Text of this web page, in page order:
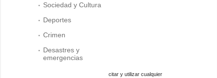
Sociedad y Cultura
Deportes
Crimen
Desastres y
emergencias
citar y utilizar cualquier